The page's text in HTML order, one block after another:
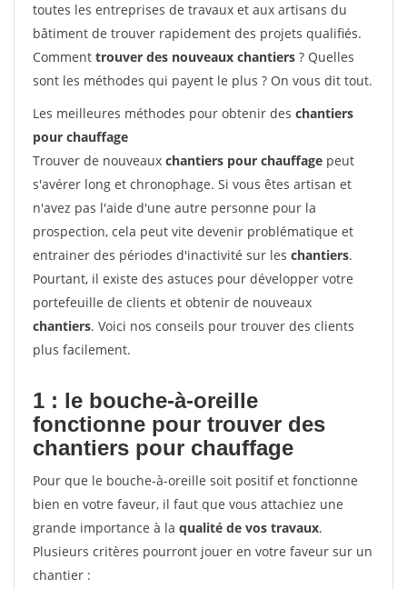
toutes les entreprises de travaux et aux artisans du
bâtiment de trouver rapidement des projets qualifiés.
Comment trouver des nouveaux chantiers ? Quelles
sont les méthodes qui payent le plus ? On vous dit tout.
Les meilleures méthodes pour obtenir des chantiers
pour chauffage
Trouver de nouveaux chantiers pour chauffage peut
s'avérer long et chronophage. Si vous êtes artisan et
n'avez pas l'aide d'une autre personne pour la
prospection, cela peut vite devenir problématique et
entrainer des périodes d'inactivité sur les chantiers.
Pourtant, il existe des astuces pour développer votre
portefeuille de clients et obtenir de nouveaux
chantiers. Voici nos conseils pour trouver des clients
plus facilement.
1 : le bouche-à-oreille
fonctionne pour trouver des
chantiers pour chauffage
Pour que le bouche-à-oreille soit positif et fonctionne
bien en votre faveur, il faut que vous attachiez une
grande importance à la qualité de vos travaux.
Plusieurs critères pourront jouer en votre faveur sur un
chantier :